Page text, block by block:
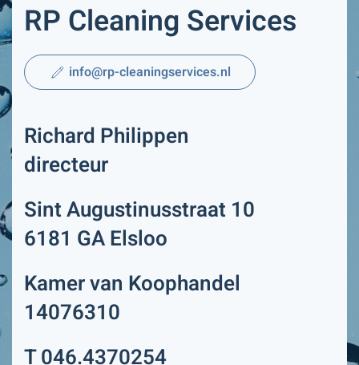
RP Cleaning Services
info@rp-cleaningservices.nl
Richard Philippen
directeur
Sint Augustinusstraat 10
6181 GA Elsloo
Kamer van Koophandel
14076310
T 046.4370254